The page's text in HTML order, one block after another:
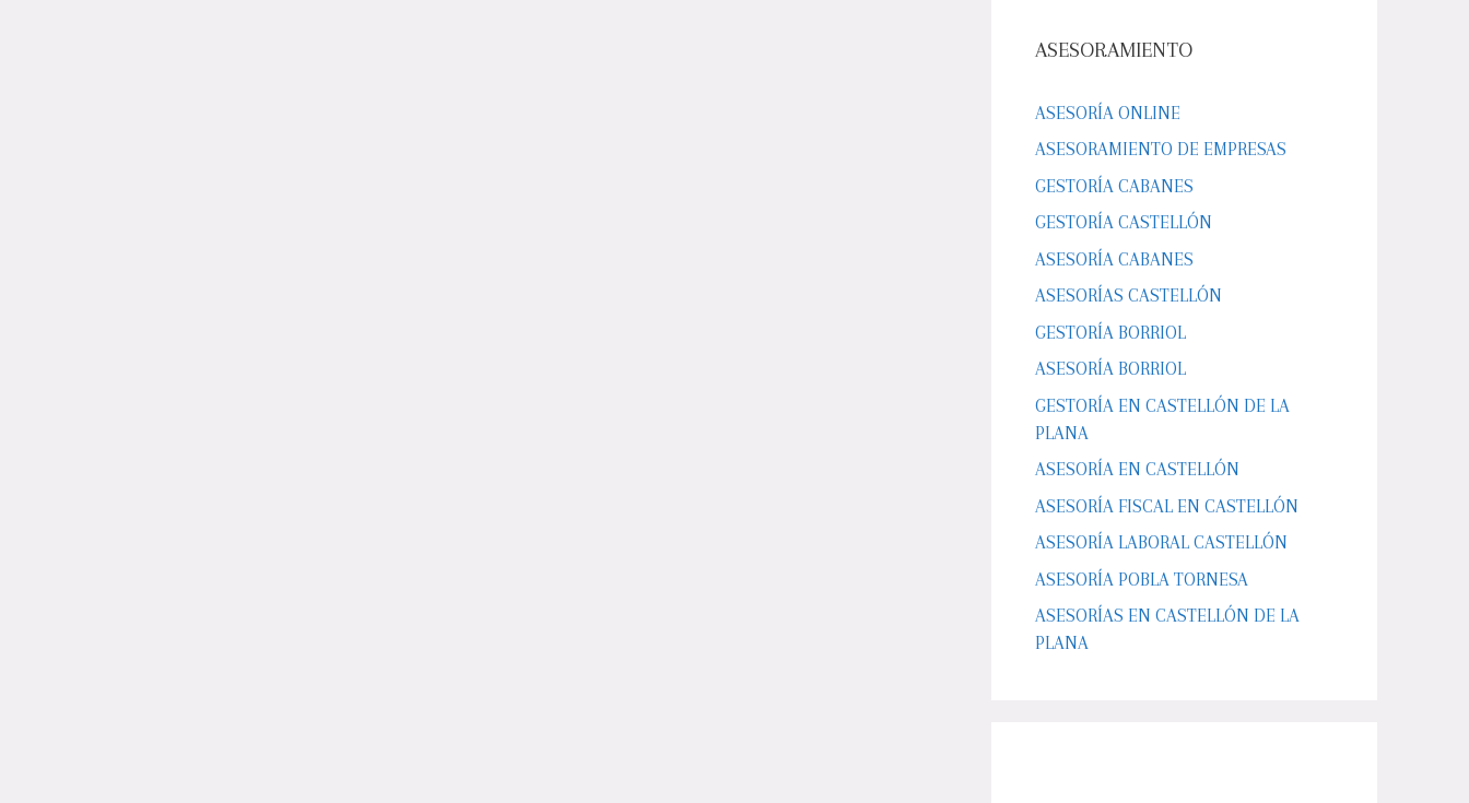
ASESORAMIENTO
ASESORÍA ONLINE
ASESORAMIENTO DE EMPRESAS
GESTORÍA CABANES
GESTORÍA CASTELLÓN
ASESORÍA CABANES
ASESORÍAS CASTELLÓN
GESTORÍA BORRIOL
ASESORÍA BORRIOL
GESTORÍA EN CASTELLÓN DE LA
PLANA
ASESORÍA EN CASTELLÓN
ASESORÍA FISCAL EN CASTELLÓN
ASESORÍA LABORAL CASTELLÓN
ASESORÍA POBLA TORNESA
ASESORÍAS EN CASTELLÓN DE LA
PLANA